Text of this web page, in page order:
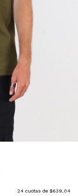
24 cuotas de $639,04